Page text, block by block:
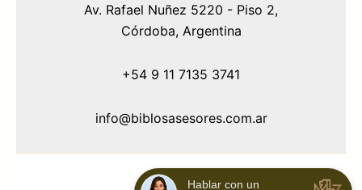
Av. Rafael Nuñez 5220 - Piso 2,
Córdoba, Argentina
+54 9 11 7135 3741
info@biblosasesores.com.ar
Hablar con un